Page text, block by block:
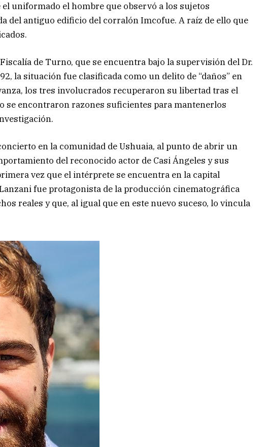
uniformado el hombre que observó a los sujetos
del antiguo edificio del corralón Imcofue. A raíz de ello que
de Turno, que se encuentra bajo la supervisión del Dr.
la situación fue clasificada como un delito de “daños” en
los tres involucrados recuperaron su libertad tras el
se encontraron razones suficientes para mantenerlos
en la comunidad de Ushuaia, al punto de abrir un
del reconocido actor de Casi Ángeles y sus
vez que el intérprete se encuentra en la capital
fue protagonista de la producción cinematográfica
reales y que, al igual que en este nuevo suceso, lo vincula